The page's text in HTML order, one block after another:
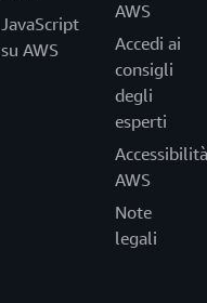
JavaScript
su AWS
AWS
Accedi ai
consigli
degli
esperti
Accessibilità
AWS
Note
legali